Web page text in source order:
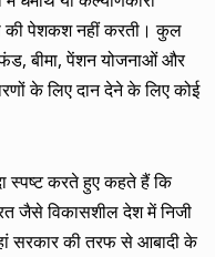
की पेशकश नहीं करती। कुल
बीमा, पेंशन योजनाओं और
के लिए दान देने के लिए कोई
स्पष्ट करते हुए कहते हैं कि
जैसे विकासशील देश में निजी
सरकार की तरफ से आबादी के